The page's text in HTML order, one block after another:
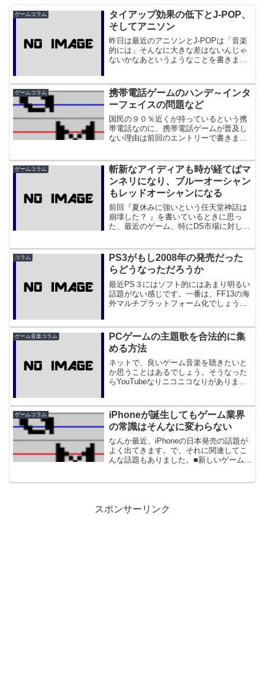
ゲームコラム
タイアップ効果の低下とJ-POP、
そしてアニソン
昨日は最近のアニソンとJ-POPは「音楽
的には」そんなに大きな差はないんじゃ
ないかなあというようなことを書きまし
位を上げてきたのでしょうか。
ゲームコラム
携帯電話ゲームのハンデ～インタ
ーフェイスの問題など
国民の９０％近くが持っているという携
帯電話なのに、携帯電話ゲームが普及し
ない理由は前回のエントリーで書きまし
ですよ。それを以下に挙げてゆきます。
ゲームコラム
斬新なアイディアも時が経てばマ
ンネリになり、ブルーオーシャン
もレッドオーシャンになる
前回『夏休みに強いという任天堂神話は
崩壊した？ 』を書いているときに思っ
た、最近のゲーム、特にDS市場に対して
技術の水平思考」は、ブルー・オーシャ
ン戦略の先駆けだったの...
コラム
PS3がもし2008年の発売だった
らどうなっただろうか
最近PS３にはソフト的にはあまり明るい
話題がない感じです。一番は、FF13の海
外マルチプラットフォーム化でしょう。
というかもうすぐ2年経とうとしている...
ゲーム音楽コラム
PCゲームの主題歌を合法的に集
める方法
ネットで、良いゲーム音楽を聴きたいと
か思うことはあるでしょう。そうなった
らYouTubeなりニコニコなりがあります
う（サントラまるまるUPとか、やりすぎ
だと思うよ）。それ...
ゲームコラム
iPhoneが誕生してもゲーム業界
の常識はそんなに変わらない
なんか最近、iPhoneの日本発売の話題が
よく出てきます。で、それに関連してこ
んな話題もありました。■新しいゲーム機
スポンサーリンク